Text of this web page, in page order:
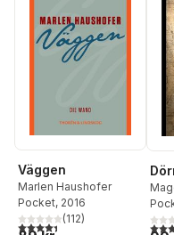
Väggen
Marlen Haushofer
Pocket, 2016
4,4utav 5 stjärnor. Totalt
(112)
4,1